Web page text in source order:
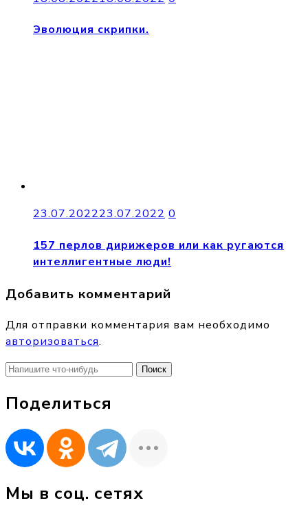
Эволюция скрипки.
23.07.202223.07.2022 0
157 перлов дирижеров или как ругаются
интеллигентные люди!
Добавить комментарий
Для отправки комментария вам необходимо
авторизоваться.
Найти:
Поделиться
Мы в соц. сетях